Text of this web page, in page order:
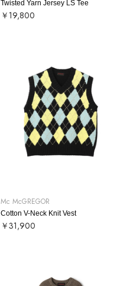
Twisted Yarn Jersey LS Tee
￥19,800
Mc McGREGOR
Cotton V-Neck Knit Vest
￥31,900